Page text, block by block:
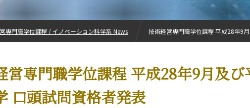
営専門職学位課程 平成28年9月及
口頭試問資格者発表
専門職学位課程 / イノベーション科学系 News 技術経営専門職学位課程 平成28年9
ーション科学系について